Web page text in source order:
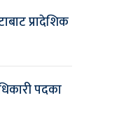
प्रादेशिक
पदका